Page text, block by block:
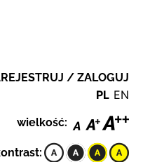
/ ZALOGUJ
PL EN
wielkość: